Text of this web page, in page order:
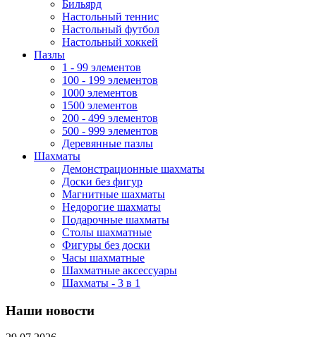
Бильярд
Настольный теннис
Настольный футбол
Настольный хоккей
Пазлы
1 - 99 элементов
100 - 199 элементов
1000 элементов
1500 элементов
200 - 499 элементов
500 - 999 элементов
Деревянные пазлы
Шахматы
Демонстрационные шахматы
Доски без фигур
Магнитные шахматы
Недорогие шахматы
Подарочные шахматы
Столы шахматные
Фигуры без доски
Часы шахматные
Шахматные аксессуары
Шахматы - 3 в 1
Наши новости